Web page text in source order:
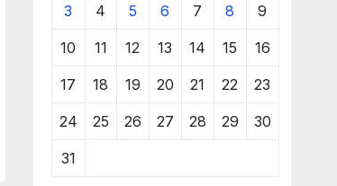
3 4 5 6 7 8 9
10 11 12 13 14 15 16
17 18 19 20 21 22 23
24 25 26 27 28 29 30
31